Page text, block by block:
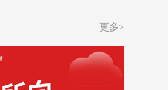
更多>